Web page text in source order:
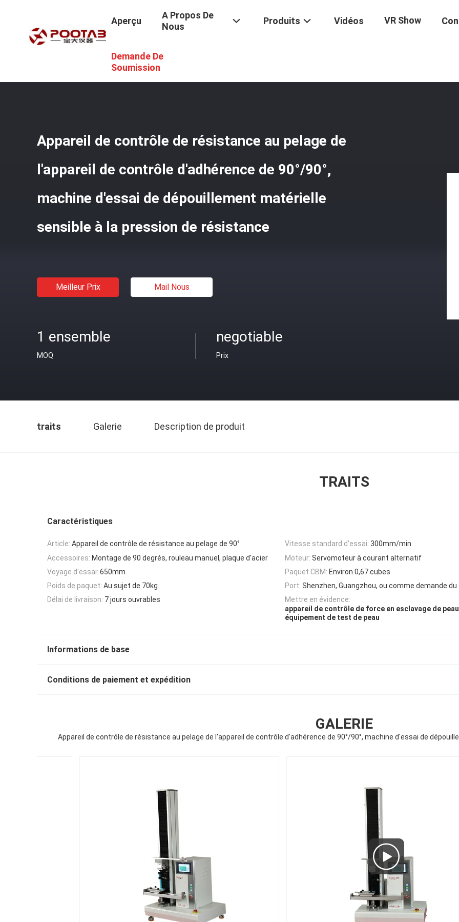
Aperçu
A Propos De
Nous
Produits Vidéos VR Show
Demande De
Soumission
Appareil De Contrôle De Résistance Au Pelage
Dépouillement Matérielle Sensible À La Pression De Résistance
Appareil de contrôle de résistance au pelage de
l'appareil de contrôle d'adhérence de 90°/90°,
machine d'essai de dépouillement matérielle
sensible à la pression de résistance
Meilleur Prix Mail Nous
1 ensemble
MOQ
negotiable
Prix
traits Galerie Description de produit
TRAITS
Caractéristiques
Article: Appareil de contrôle de résistance au pelage de 90° Vitesse standard d'essai: 300mm/min
Accessoires: Montage de 90 degrés, rouleau manuel, plaque d'acier Moteur: Servomoteur à courant alternatif
Voyage d'essai: 650mm Paquet CBM: Environ 0,67 cubes
Poids de paquet: Au sujet de 70kg Port: Shenzhen, Guangzhou, ou comme demande du
Délai de livraison: 7 jours ouvrables
Mettre en évidence:
appareil de contrôle de force en esclavage de peau
équipement de test de peau
Informations de base
Conditions de paiement et expédition
GALERIE
Appareil de contrôle de résistance au pelage de l'appareil de contrôle d'adhérence de 90°/90°, machine d'essai de